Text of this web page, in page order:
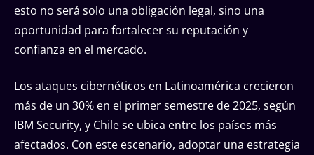
esto no será solo una obligación legal, sino una
oportunidad para fortalecer su reputación y
confianza en el mercado.
Los ataques cibernéticos en Latinoamérica crecieron
más de un 30% en el primer semestre de 2025, según
IBM Security, y Chile se ubica entre los países más
afectados. Con este escenario, adoptar una estrategia